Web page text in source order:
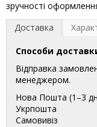
зручності
Доставка
Способи
Відправка
менеджером.
Нова Пошта (1–3
Укрпошта
Самовивіз